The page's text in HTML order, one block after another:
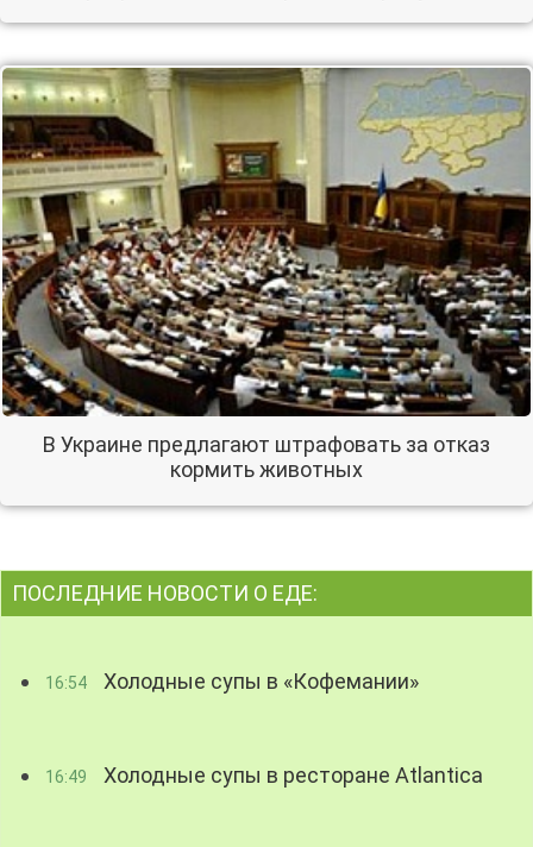
В Украине предлагают штрафовать за отказ
кормить животных
ПОСЛЕДНИЕ НОВОСТИ О ЕДЕ:
16:54 Холодные супы в «Кофемании»
16:49 Холодные супы в ресторане Atlantica